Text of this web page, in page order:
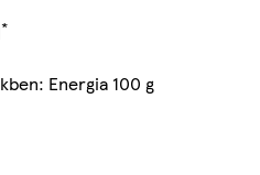
*
Energia 100 g